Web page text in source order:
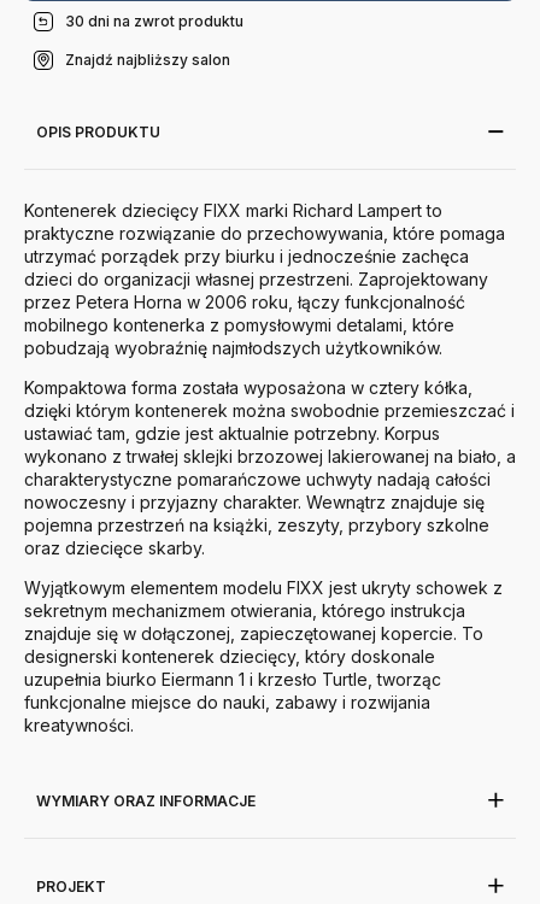
30 dni na zwrot produktu
Znajdź najbliższy salon
OPIS PRODUKTU
Kontenerek dziecięcy FIXX marki Richard Lampert to
praktyczne rozwiązanie do przechowywania, które pomaga
utrzymać porządek przy biurku i jednocześnie zachęca
dzieci do organizacji własnej przestrzeni. Zaprojektowany
przez Petera Horna w 2006 roku, łączy funkcjonalność
mobilnego kontenerka z pomysłowymi detalami, które
pobudzają wyobraźnię najmłodszych użytkowników.
Kompaktowa forma została wyposażona w cztery kółka,
dzięki którym kontenerek można swobodnie przemieszczać i
ustawiać tam, gdzie jest aktualnie potrzebny. Korpus
wykonano z trwałej sklejki brzozowej lakierowanej na biało, a
charakterystyczne pomarańczowe uchwyty nadają całości
nowoczesny i przyjazny charakter. Wewnątrz znajduje się
pojemna przestrzeń na książki, zeszyty, przybory szkolne
oraz dziecięce skarby.
Wyjątkowym elementem modelu FIXX jest ukryty schowek z
sekretnym mechanizmem otwierania, którego instrukcja
znajduje się w dołączonej, zapieczętowanej kopercie. To
designerski kontenerek dziecięcy, który doskonale
uzupełnia biurko Eiermann 1 i krzesło Turtle, tworząc
funkcjonalne miejsce do nauki, zabawy i rozwijania
kreatywności.
WYMIARY ORAZ INFORMACJE
PROJEKT